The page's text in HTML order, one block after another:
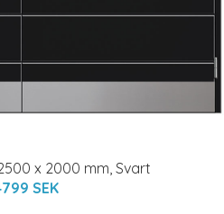
x 2000 mm, Svart
SEK